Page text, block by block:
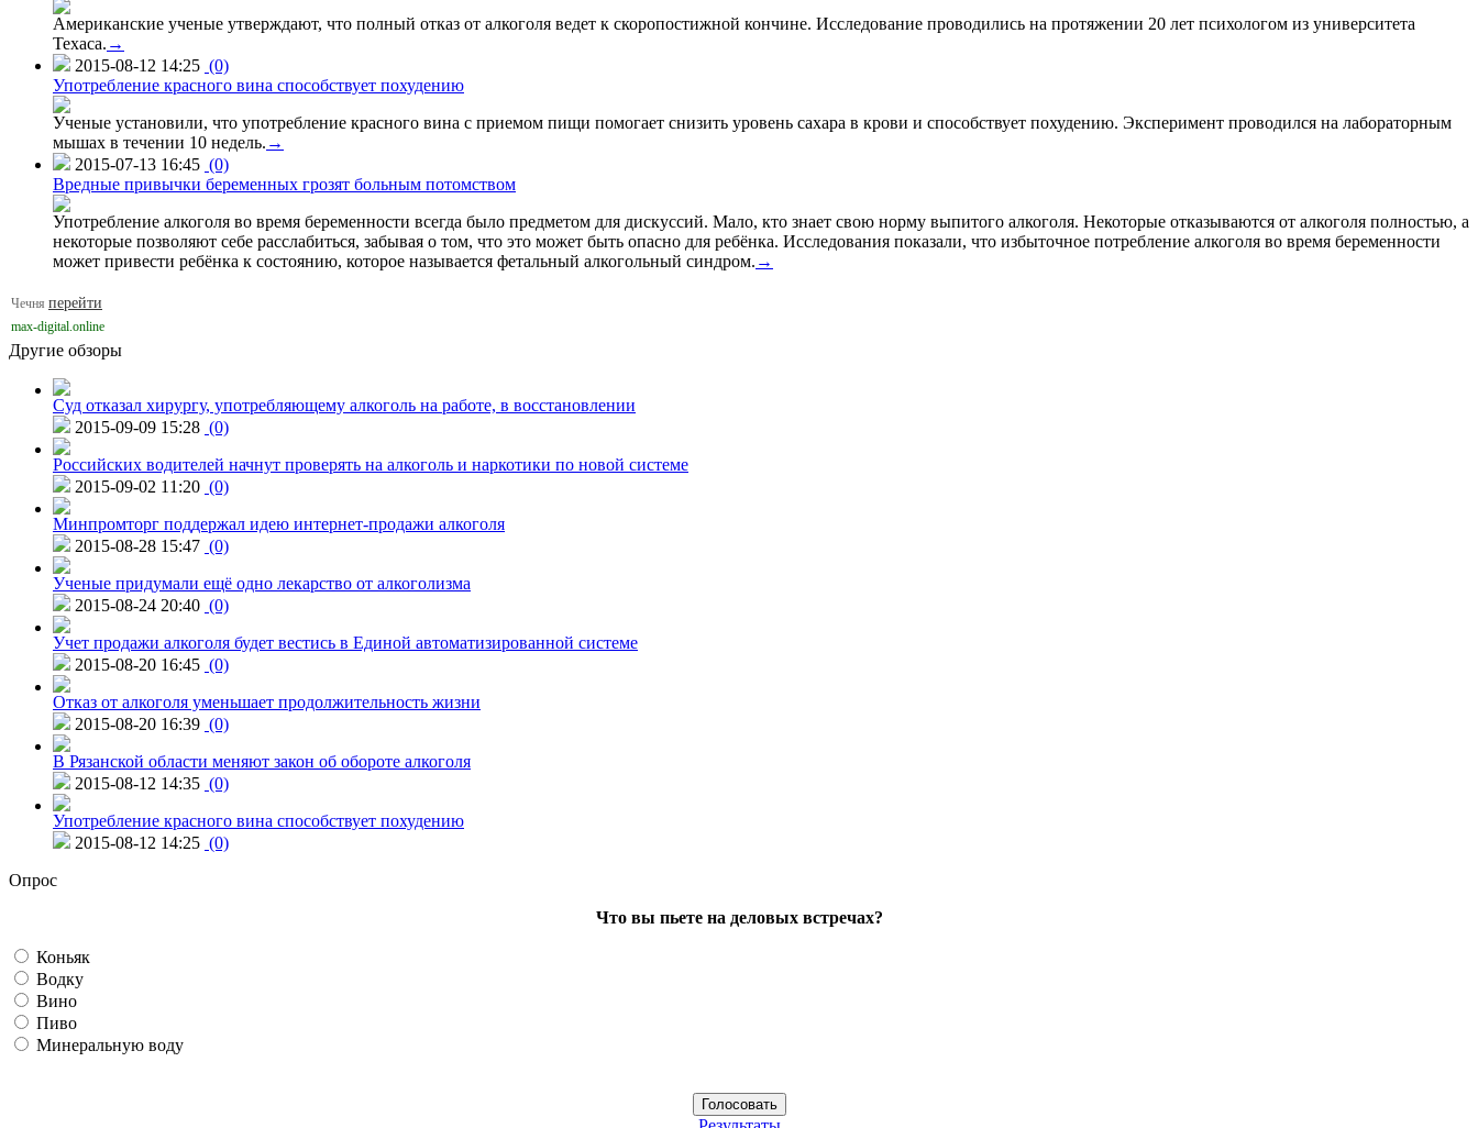
Американские ученые утверждают, что полный отказ от алкоголя ведет к скоропостижной кончине. Исследование проводились на протяжении 20 лет психологом из университета
Техаса. →
2015-08-12 14:25 (0)
Употребление красного вина способствует похудению
Ученые установили, что употребление красного вина с приемом пищи помогает снизить уровень сахара в крови и способствует похудению. Эксперимент проводился на лабораторным
мышах в течении 10 недель. →
2015-07-13 16:45 (0)
Вредные привычки беременных грозят больным потомством
Употребление алкоголя во время беременности всегда было предметом для дискуссий. Мало, кто знает свою норму выпитого алкоголя. Некоторые отказываются от алкоголя полностью, а
некоторые позволяют себе расслабиться, забывая о том, что это может быть опасно для ребёнка. Исследования показали, что избыточное потребление алкоголя во время беременности
может привести ребёнка к состоянию, которое называется фетальный алкогольный синдром. →
Чечня перейти
max-digital.online
Другие обзоры
Суд отказал хирургу, употребляющему алкоголь на работе, в восстановлении
2015-09-09 15:28 (0)
Российских водителей начнут проверять на алкоголь и наркотики по новой системе
2015-09-02 11:20 (0)
Минпромторг поддержал идею интернет-продажи алкоголя
2015-08-28 15:47 (0)
Ученые придумали ещё одно лекарство от алкоголизма
2015-08-24 20:40 (0)
Учет продажи алкоголя будет вестись в Единой автоматизированной системе
2015-08-20 16:45 (0)
Отказ от алкоголя уменьшает продолжительность жизни
2015-08-20 16:39 (0)
В Рязанской области меняют закон об обороте алкоголя
2015-08-12 14:35 (0)
Употребление красного вина способствует похудению
2015-08-12 14:25 (0)
Опрос
Что вы пьете на деловых встречах?
Коньяк
Водку
Вино
Пиво
Минеральную воду